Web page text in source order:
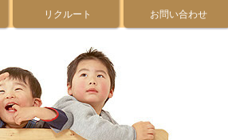
リクルート お問い合わせ